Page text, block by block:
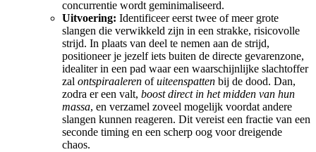
concurrentie wordt geminimaliseerd.
Uitvoering: Identificeer eerst twee of meer grote
slangen die verwikkeld zijn in een strakke, risicovolle
strijd. In plaats van deel te nemen aan de strijd,
positioneer je jezelf iets buiten de directe gevarenzone,
idealiter in een pad waar een waarschijnlijke slachtoffer
zal ontspiraaleren ofuiteenspatten bij de dood. Dan,
zodra er een valt, boost direct in het midden van hun
massa, en verzamel zoveel mogelijk voordat andere
slangen kunnen reageren. Dit vereist een fractie van een
seconde timing en een scherp oog voor dreigende
chaos.